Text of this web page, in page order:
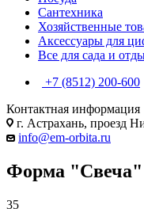
Сантехника
Хозяйственные
Аксессуары для
Все для сада и
+7 (8512) 200-600
Контактная информация
г. Астрахань, проезд
info@em-orbita.ru
Форма "Свеча"
35